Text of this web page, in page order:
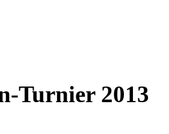
Turnier 2013